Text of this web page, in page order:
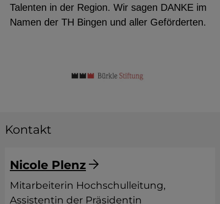
Talenten in der Region. Wir sagen DANKE im
Namen der TH Bingen und aller Geförderten.
Kontakt
Nicole Plenz
Mitarbeiterin Hochschulleitung,
Assistentin der Präsidentin